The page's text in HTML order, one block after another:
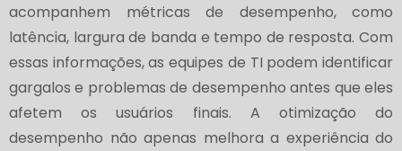
acompanhem métricas de desempenho, como
latência, largura de banda e tempo de resposta. Com
essas informações, as equipes de TI podem identificar
gargalos e problemas de desempenho antes que eles
afetem os usuários finais. A otimização do
desempenho não apenas melhora a experiência do